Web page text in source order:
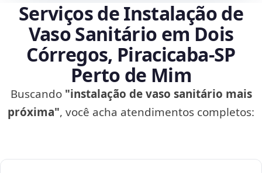
Serviços de Instalação de
Vaso Sanitário em Dois
Córregos, Piracicaba‑SP
Perto de Mim
Buscando "instalação de vaso sanitário mais
próxima", você acha atendimentos completos: